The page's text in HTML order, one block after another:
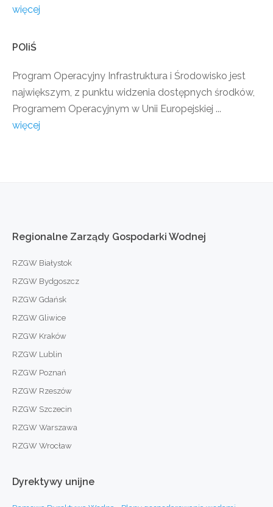
więcej
POIiŚ
Program Operacyjny Infrastruktura i Środowisko jest
największym, z punktu widzenia dostępnych środków,
Programem Operacyjnym w Unii Europejskiej ...
więcej
Regionalne Zarządy Gospodarki Wodnej
RZGW Białystok
RZGW Bydgoszcz
RZGW Gdańsk
RZGW Gliwice
RZGW Kraków
RZGW Lublin
RZGW Poznań
RZGW Rzeszów
RZGW Szczecin
RZGW Warszawa
RZGW Wrocław
Dyrektywy unijne